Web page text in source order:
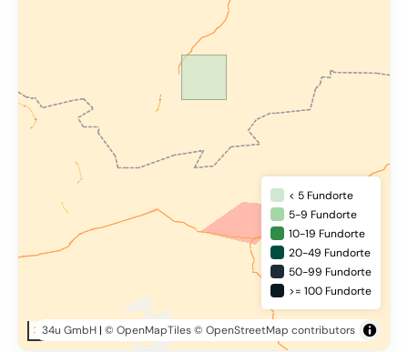
20 km
34u GmbH| © OpenMapTiles© OpenStreetMap contributors
< 5 Fundorte
5-9 Fundorte
10-19 Fundorte
20-49 Fundorte
50-99 Fundorte
>= 100 Fundorte